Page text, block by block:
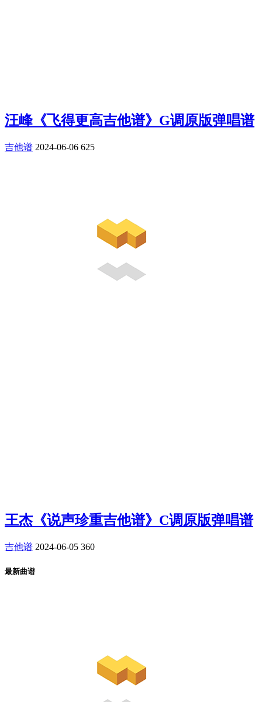
汪峰《飞得更高吉他谱》G调原版弹唱谱
吉他谱 2024-06-06 625
王杰《说声珍重吉他谱》C调原版弹唱谱
吉他谱 2024-06-05 360
最新曲谱